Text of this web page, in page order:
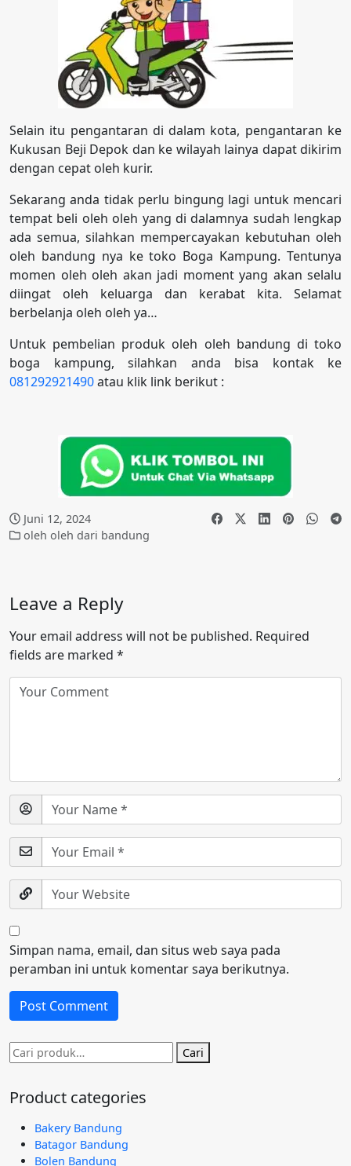
Selain itu pengantaran di dalam kota, pengantaran ke
Kukusan Beji Depok dan ke wilayah lainya dapat dikirim
dengan cepat oleh kurir.
Sekarang anda tidak perlu bingung lagi untuk mencari
tempat beli oleh oleh yang di dalamnya sudah lengkap
ada semua, silahkan mempercayakan kebutuhan oleh
oleh bandung nya ke toko Boga Kampung. Tentunya
momen oleh oleh akan jadi moment yang akan selalu
diingat oleh keluarga dan kerabat kita. Selamat
berbelanja oleh oleh ya…
Untuk pembelian produk oleh oleh bandung di toko
boga kampung, silahkan anda bisa kontak ke
081292921490atau klik link berikut :
Juni 12, 2024
oleh oleh dari bandung
Leave a Reply
Your email address will not be published. Required
fields are marked *
Simpan nama, email, dan situs web saya pada
peramban ini untuk komentar saya berikutnya.
Pencarian
untuk:
Cari
Product categories
Bakery Bandung
Batagor Bandung
Bolen Bandung